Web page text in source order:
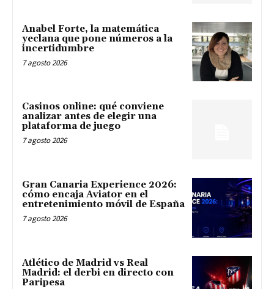
Anabel Forte, la matemática
yeclana que pone números a la
incertidumbre
7 agosto 2026
Casinos online: qué conviene
analizar antes de elegir una
plataforma de juego
7 agosto 2026
Gran Canaria Experience 2026:
cómo encaja Aviator en el
entretenimiento móvil de España
7 agosto 2026
Atlético de Madrid vs Real
Madrid: el derbi en directo con
Paripesa